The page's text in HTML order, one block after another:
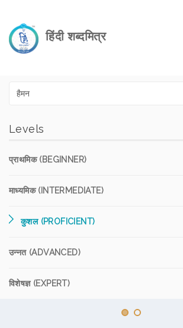
हिंदी शब्दमित्र
Levels
प्राथमिक (BEGINNER)
माध्यमिक (INTERMEDIATE)
कुशल (PROFICIENT)
उन्नत (ADVANCED)
विशेषज्ञ (EXPERT)